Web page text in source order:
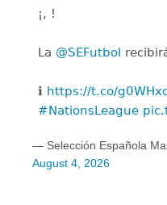
¡, !
La @SEFutbol
ℹ️ https://t.co/
#NationsLeague
— Selección Española
August 4, 2026